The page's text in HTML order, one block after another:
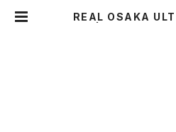
REAL OSAKA